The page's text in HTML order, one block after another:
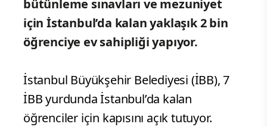
bütünleme sınavları ve mezuniyet
için İstanbul’da kalan yaklaşık 2 bin
öğrenciye ev sahipliği yapıyor.
İstanbul Büyükşehir Belediyesi (İBB), 7
İBB yurdunda İstanbul’da kalan
öğrenciler için kapısını açık tutuyor.